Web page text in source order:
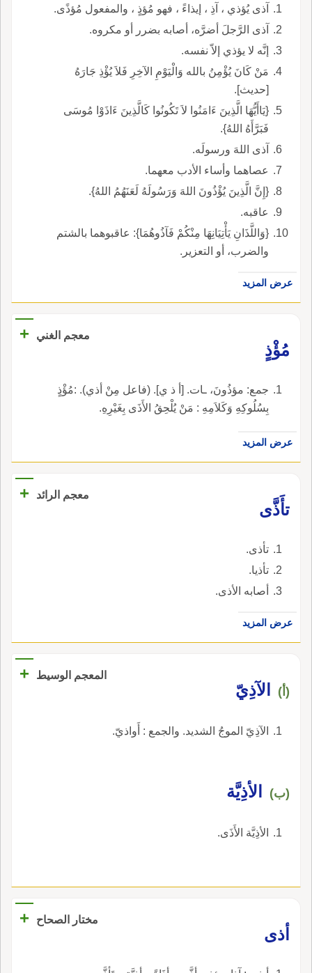
آذى يُؤذي ، آذِ ، إيذاءً ، فهو مُؤذٍ ، والمفعول مُؤذًى.
آذى الرَّجلَ أضرَّه، أصابه بضرر أو مكروه.
إنَّه لا يؤذي إلاّ نفسه.
مَنْ كَانَ يُؤْمِنُ بالله وَالْيَوْمِ الآخِرِ فَلاَ يُؤْذِ جَارَهُ
[حديث].
{يَاأَيُّهَا الَّذِينَ ءَامَنُوا لاَ تَكُونُوا كَالَّذِينَ ءَاذَوْا مُوسَى
فَبَرَّأَهُ اللهُ}.
آذى اللهَ ورسولَه.
عصاهما وأساء الأدب معهما.
{إِنَّ الَّذِينَ يُؤْذُونَ اللهَ وَرَسُولَهُ لَعَنَهُمُ اللهُ}.
عاقبه.
{وَاللَّذَانِ يَأْتِيَانِهَا مِنْكُمْ فَآذُوهُمَا}: عاقبوهما بالشتم
والضرب، أو التعزير.
عرض المزيد
معجم الغني
+
مُؤْذٍ
جمع: مؤذُونَ، ـات. [أ ذ ي]. (فاعل مِنْ أذي). :مُؤْذٍ
بِسُلُوكِهِ وَكَلاَمِهِ : مَنْ يُلْحِقُ الأَذَى بِغَيْرِهِ.
عرض المزيد
معجم الرائد
+
تأَذَّى
تأذى.
تأذيا.
أصابه الأذى.
عرض المزيد
المعجم الوسيط +
(أ) الآذِيّ
الآذِيّ الموجُ الشديد. والجمع : أَواذيّ.
(ب) الأذِيَّة
الأذِيَّة الأَذَى.
مختار الصحاح
+
أذى